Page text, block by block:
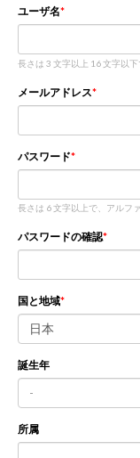
ユーザ名
長さは 3 文字以上 16 文字以
メールアドレス
パスワード
長さは 6 文字以上で、アルフ
パスワードの確認
国と地域
日本
誕生年
-
所属